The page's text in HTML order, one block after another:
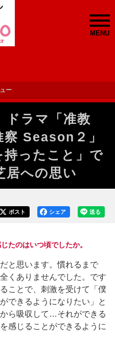
MENU
ー
ドラマ「准教
Season２」
持ったこと」で
居への思い
送る
シェア
ポスト
たのはいつ頃でしたか。
と思います。慣れるまで
くありませんでした。です
ことで、刺激を受けて「僕
できるようになりたい」と
ら吸収して…それができる
感じることができるように